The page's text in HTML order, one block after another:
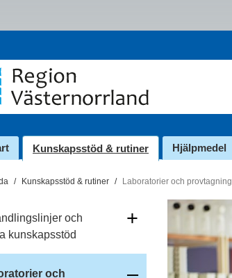
Kunskapsstöd & rutiner Hjälpmedel
Kunskapsstöd & rutiner Laboratorier och provtagning
och
kunskapsstöd
+
och
–